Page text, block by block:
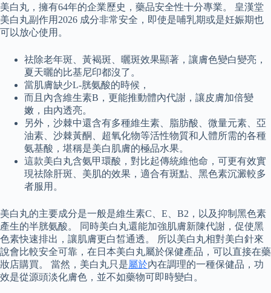
美白丸，擁有64年的企業歷史，藥品安全性十分專業。 皇漢堂
美白丸副作用2026 成分非常安全，即使是哺乳期或是妊娠期也
可以放心使用。
祛除老年斑、黃褐斑、曬斑效果顯著，讓膚色變白變亮，
夏天曬的比基尼印都沒了。
當肌膚缺少L-胱氨酸的時候，
而且內含維生素B，更能推動體內代謝，讓皮膚加倍變
嫩，由內透亮。
另外，沙棘中還含有多種維生素、脂肪酸、微量元素、亞
油素、沙棘黃酮、超氧化物等活性物質和人體所需的各種
氨基酸，堪稱是美白肌膚的極品水果。
這款美白丸含氨甲環酸，對比起傳統維他命，可更有效實
現祛除肝斑、美肌的效果，適合有斑點、黑色素沉澱較多
者服用。
美白丸的主要成分是一般是維生素C、E、B2，以及抑制黑色素
產生的半胱氨酸。 同時美白丸還能加強肌膚新陳代謝，促使黑
色素快速排出，讓肌膚更白皙通透。 所以美白丸相對美白針來
說會比較安全可靠，在日本美白丸屬於保健產品，可以直接在藥
妝店購買。 當然，美白丸只是屬於內在調理的一種保健品，功
效是從源頭淡化膚色，並不如藥物可即時變白。